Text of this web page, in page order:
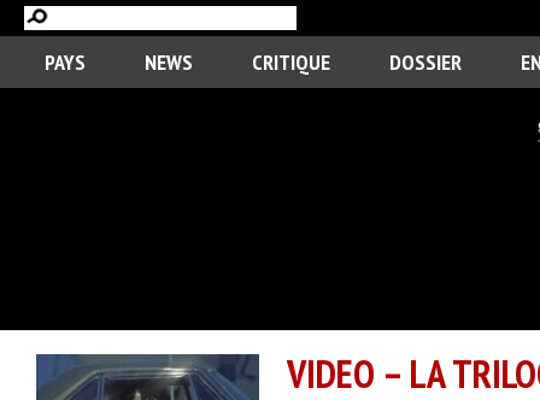
PAYS NEWS CRITIQUE DOSSIER
VIDEO – LA